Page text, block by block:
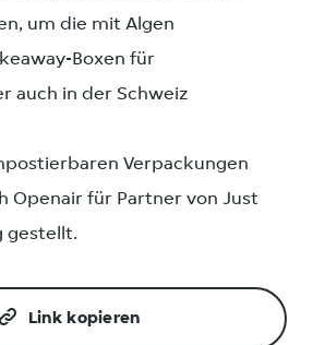
um die mit Algen
Boxen für
auch in der Schweiz
Verpackungen
Openair für Partner von Just
gestellt.
Link kopieren